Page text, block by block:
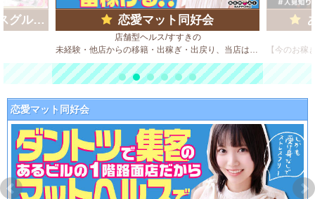
ープ) 恋愛マット同好会
店舗型ヘルス/すすきの
恋愛マット同好会